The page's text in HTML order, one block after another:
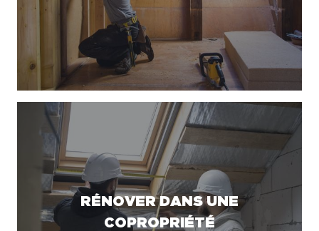
RÉNOVER DANS UNE
COPROPRIÉTÉ